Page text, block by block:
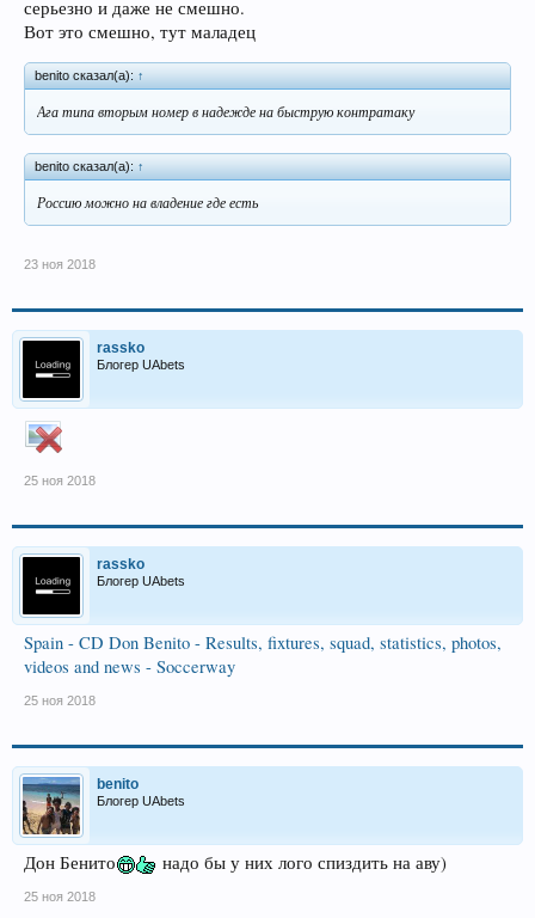
серьезно и даже не смешно.
Вот это смешно, тут маладец
benito сказал(а): ↑
Ага типа вторым номер в надежде на быструю контратаку
benito сказал(а): ↑
Россию можно на владение где есть
23 ноя 2018
rassko
Блогер UAbets
25 ноя 2018
rassko
Блогер UAbets
Spain - CD Don Benito - Results, fixtures, squad, statistics, photos,
videos and news - Soccerway
25 ноя 2018
benito
Блогер UAbets
Дон Бенито надо бы у них лого спиздить на аву)
25 ноя 2018